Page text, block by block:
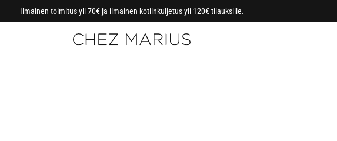
Ilmainen toimitus yli 70€ ja ilmainen kotiinkuljetus yli 120€ tilauksille.